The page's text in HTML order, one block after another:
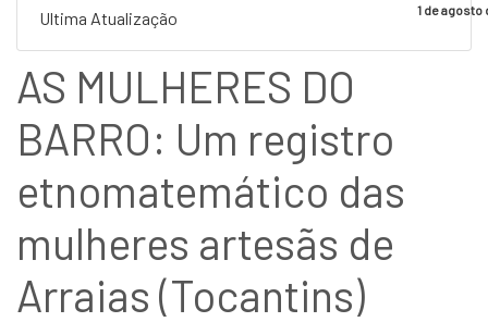
Ultima Atualização 1 de agosto
AS MULHERES DO
BARRO: Um registro
etnomatemático das
mulheres artesãs de
Arraias (Tocantins)